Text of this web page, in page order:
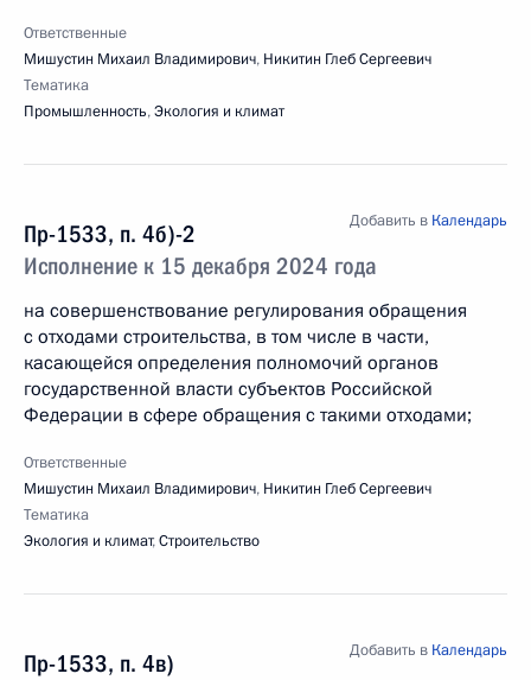
Ответственные
Мишустин Михаил Владимирович, Никитин Глеб Сергеевич
Тематика
Промышленность,Экология и климат
Пр-1533, п. 4б)-2
Исполнение к 15 декабря 2024 года
Добавить в Календарь
на совершенствование регулирования обращения
с отходами строительства, в том числе в части,
касающейся определения полномочий органов
государственной власти субъектов Российской
Федерации в сфере обращения с такими отходами;
Ответственные
Мишустин Михаил Владимирович, Никитин Глеб Сергеевич
Тематика
Экология и климат,Строительство
Пр-1533, п. 4в)
Добавить в Календарь